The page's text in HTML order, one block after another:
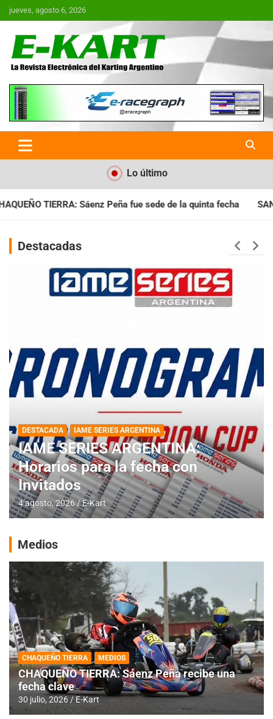
Saltar
al
jueves, agosto 6, 2026
E-Kart.com.ar | La Revista
Electrónica del Karting en
Argentina
Lo último
sede de la quinta fecha SANTIAGUEÑO: Se cumplió con la
Destacadas
DESTACADA IAME SERIES ARGENTINA
IAME SERIES ARGENTINA:
Horarios para la fecha con
Invitados
4 agosto, 2026 E-Kart
Medios
CHAQUEÑO TIERRA MEDIOS
CHAQUEÑO TIERRA: Sáenz Peña recibe una
fecha clave
30 julio, 2026 E-Kart